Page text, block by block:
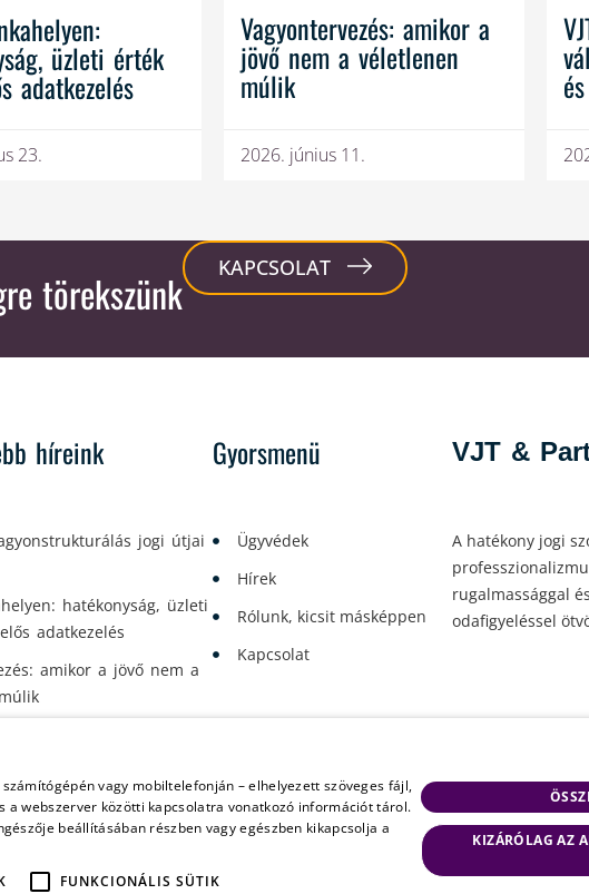
üzleti érték
adatkezelés
23.
Vagyontervezés: amikor a
jövő nem a véletlenen
múlik
2026. június 11.
törekszünk KAPCSOLAT
híreink
jogi útjai
hatékonyság, üzleti
adatkezelés
amikor a jövő nem a
Gyorsmenü
Ügyvédek
Hírek
Rólunk, kicsit másképpen
Kapcsolat
VJT &
A hatékony jogi
rugalmassággal
odafigyeléssel
Adatkezelési tájékoztatóSüti tájékoztatóMásolatkészítési szabályzat
u. 7.) bejegyzett Varga János Tamás és Társai Ügyvédi Iroda tartja fenn az
szerint, melyek az ügyféljogokra vonatkozó tájékoztatással együtt a
vagy mobiltelefonján – elhelyezett szöveges fájl,
a webszerver közötti kapcsolatra vonatkozó információt tárol.
beállításában részben vagy egészben kikapcsolja a
FUNKCIONÁLIS SÜTIK
KIZÁRÓLAG AZ